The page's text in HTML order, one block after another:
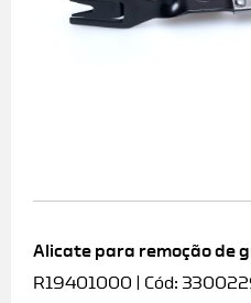
Alicate para remoção de
R19401000 | Cód: